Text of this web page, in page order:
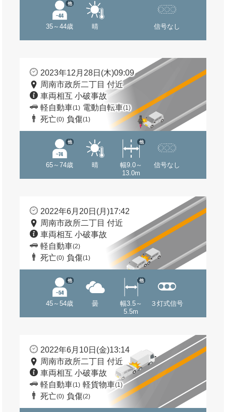
35～44歳
他
晴 信号なし
2023年12月28日(木)09:09
周南市政所二丁目 付近
車両相互 小破事故
軽自動車(1) 電動自転車(1)
死亡(0) 負傷(1)
65～74歳
他
晴
幅9.0～
13.0m
他
信号なし
2022年6月20日(月)17:42
周南市政所二丁目 付近
車両相互 小破事故
軽自動車(2)
死亡(0) 負傷(1)
45～54歳
他
曇
幅3.5～
5.5m
他
３灯式信号
2022年6月10日(金)13:14
周南市政所二丁目 付近
車両相互 小破事故
軽自動車(1) 軽貨物車(1)
死亡(0) 負傷(2)